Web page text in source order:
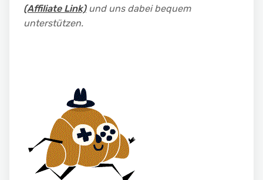
(Affiliate Link)und uns dabei bequem
unterstützen.